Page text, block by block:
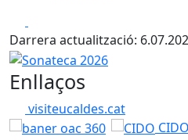
Darrera actualització:
Sonateca 2026
Enllaços
visiteucaldes.cat